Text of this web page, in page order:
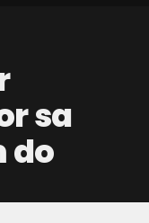
sa
do